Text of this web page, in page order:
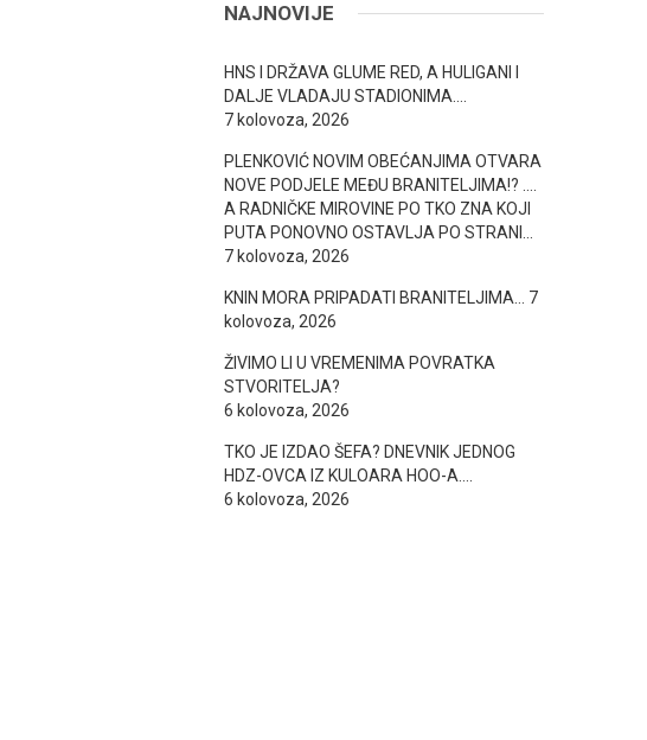
NAJNOVIJE
HNS I DRŽAVA GLUME RED, A HULIGANI I
DALJE VLADAJU STADIONIMA….
7 kolovoza, 2026
PLENKOVIĆ NOVIM OBEĆANJIMA OTVARA
NOVE PODJELE MEĐU BRANITELJIMA!? ….
A RADNIČKE MIROVINE PO TKO ZNA KOJI
PUTA PONOVNO OSTAVLJA PO STRANI…
7 kolovoza, 2026
KNIN MORA PRIPADATI BRANITELJIMA…
7
kolovoza, 2026
ŽIVIMO LI U VREMENIMA POVRATKA
STVORITELJA?
6 kolovoza, 2026
TKO JE IZDAO ŠEFA? DNEVNIK JEDNOG
HDZ-OVCA IZ KULOARA HOO-A….
6 kolovoza, 2026